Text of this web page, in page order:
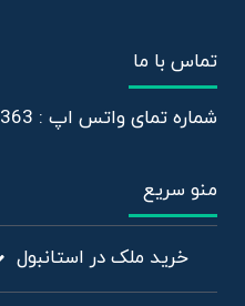
تماس با ما
شماره تمای واتس اپ : 05392413363
منو سریع
خرید ملک در استانبول